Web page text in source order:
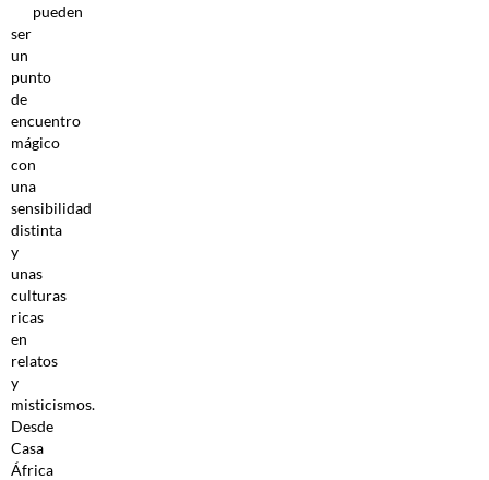
pueden
ser
un
punto
de
encuentro
mágico
con
una
sensibilidad
distinta
y
unas
culturas
ricas
en
relatos
y
misticismos.
Desde
Casa
África